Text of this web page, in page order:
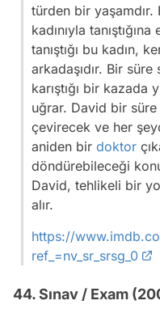
türden bir yaşamdır.
kadınıyla
tanıştığı bu kadın,
arkadaşıdır. Bir
karıştığı bir kazada
uğrar. David bir süre
çevirecek ve her
aniden bir doktor
döndürebileceği
David, tehlikeli bir
alır.
https://
ref_=nv_sr_srsg_0
44. Sınav / Exam